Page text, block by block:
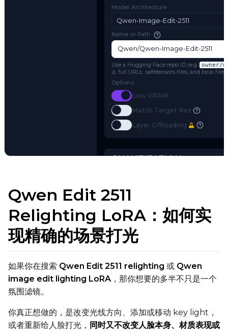
MODEL
Model Architecture
Qwen-Image-Edit-2511
Name or Path
Use a Hugging Face repo ID (e.g.
⚠️ full URLs, .safetensors files, and
QUANTIZATION
Transformer
Text Encoder
qfloat8 (default)
ToggleCompile Model
Compile Model
Qwen Edit 2511
Relighting LoRA：如何实
现精确的场景打光
如果你在搜索 Qwen Edit 2511 relighting 或 Qwen
image edit lighting LoRA ，那你想要的多半不只是一个
氛围滤镜。
你真正想做的，是改变光线方向、添加或移动 key light，
或者重新给人脸打光， 同时又不改变人脸本身、材质表现或